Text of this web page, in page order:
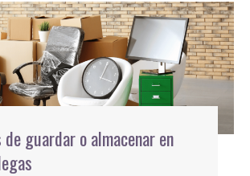
guardar o almacenar en